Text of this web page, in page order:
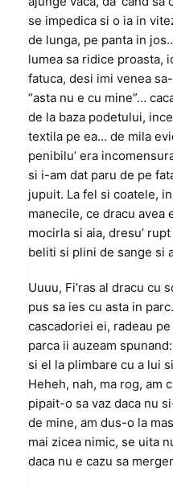
se impedica si o ia in
de lunga, pe panta in
lumea sa ridice proasta,
fatuca, desi imi venea
“asta nu e cu mine”…
de la baza podetului,
textila pe ea… de mila
penibilu’ era
si i-am dat paru de pe
jupuit. La fel si coatele,
manecile, ce dracu avea
mocirla si aia, dresu’
beliti si plini de sange si
Uuuu, Fi’ras al dracu cu
pus sa ies cu asta in
cascadoriei ei, radeau
parca ii auzeam
si el la plimbare cu a lui
Heheh, nah, ma rog, am
pipait-o sa vaz daca nu
de mine, am dus-o la
mai zicea nimic, se uita
daca nu e cazu sa